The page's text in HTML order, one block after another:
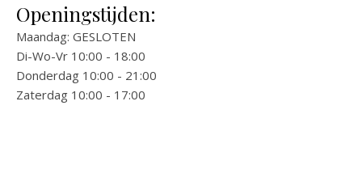
Openingstijden:
Maandag: GESLOTEN
Di-Wo-Vr 10:00 - 18:00
Donderdag 10:00 - 21:00
Zaterdag 10:00 - 17:00